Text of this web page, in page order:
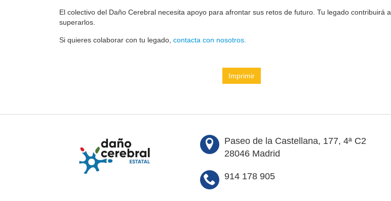
El colectivo del Daño Cerebral necesita apoyo para afrontar sus retos de futuro. Tu legado contribuirá a
superarlos.
Si quieres colaborar con tu legado, contacta con nosotros.
Imprimir
Paseo de la Castellana, 177, 4ª C2
28046 Madrid
914 178 905